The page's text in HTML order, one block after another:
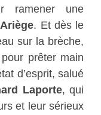
ramener une
. Et dès le
sur la brèche,
prêter main
d’esprit, salué
Laporte, qui
et leur sérieux